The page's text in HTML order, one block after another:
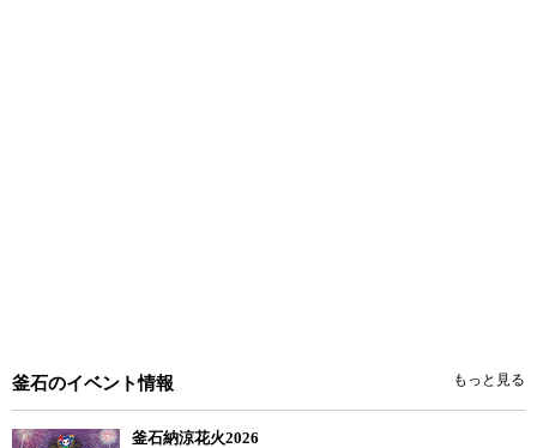
釜石のイベント情報 もっと見る
釜石納涼花火2026